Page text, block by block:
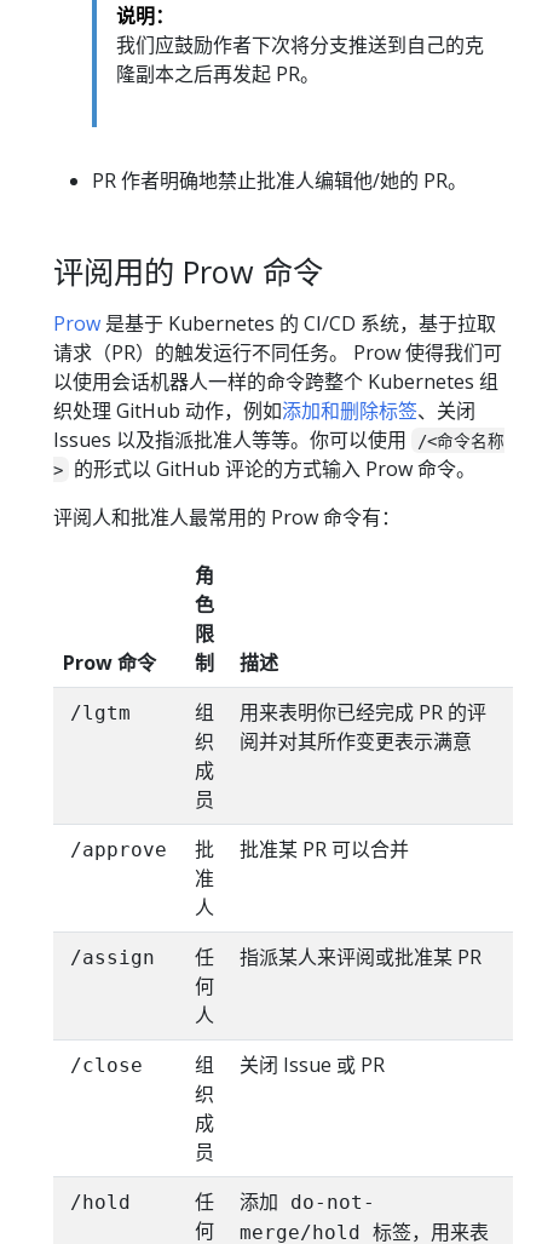
说明：
我们应鼓励作者下次将分支推送到自己的克
隆副本之后再发起 PR。
PR 作者明确地禁止批准人编辑他/她的 PR。
评阅用的 Prow 命令
Prow 是基于 Kubernetes 的 CI/CD 系统，基于拉取
请求（PR）的触发运行不同任务。 Prow 使得我们可
以使用会话机器人一样的命令跨整个 Kubernetes 组
织处理 GitHub 动作，例如添加和删除标签、关闭
Issues 以及指派批准人等等。你可以使用
/<命令名称
>
的形式以 GitHub 评论的方式输入 Prow 命令。
评阅人和批准人最常用的 Prow 命令有：
Prow 命令
角
色
限
制
描述
/lgtm
组
织
成
员
用来表明你已经完成 PR 的评
阅并对其所作变更表示满意
/approve
批
准
人
批准某 PR 可以合并
/assign
任
何
人
指派某人来评阅或批准某 PR
/close
组
织
成
员
关闭 Issue 或 PR
/hold
任
何
添加
do-not-
merge/hold 标签，用来表